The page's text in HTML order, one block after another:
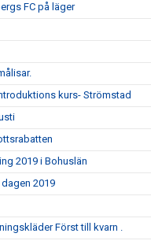
FC på läger
kurs- Strömstad
2019 i Bohuslän
2019
Först till kvarn .